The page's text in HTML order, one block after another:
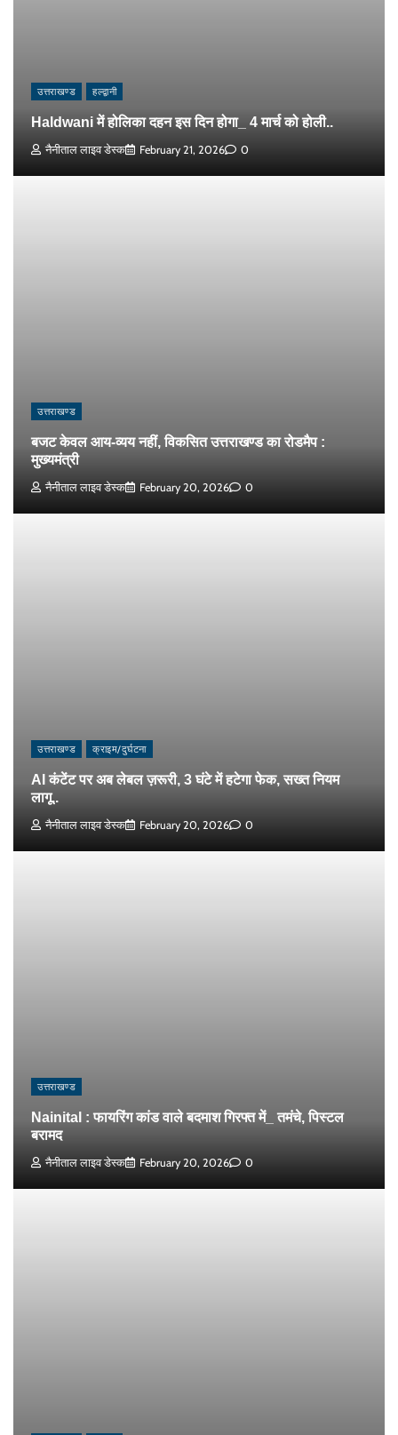
उत्तराखण्ड हल्द्वानी
Haldwani में होलिका दहन इस दिन होगा_ 4 मार्च को होली..
नैनीताल लाइव डेस्क February 21, 2026 0
उत्तराखण्ड
बजट केवल आय-व्यय नहीं, विकसित उत्तराखण्ड का रोडमैप :
मुख्यमंत्री
नैनीताल लाइव डेस्क February 20, 2026 0
उत्तराखण्ड क्राइम/दुर्घटना
AI कंटेंट पर अब लेबल ज़रूरी, 3 घंटे में हटेगा फेक, सख्त नियम
लागू..
नैनीताल लाइव डेस्क February 20, 2026 0
उत्तराखण्ड
Nainital : फायरिंग कांड वाले बदमाश गिरफ्त में_ तमंचे, पिस्टल
बरामद
नैनीताल लाइव डेस्क February 20, 2026 0